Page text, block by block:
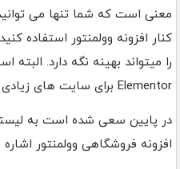
معنی است که شما تنها می توانید
کنار افزونه وولمنتور استفاده
را میتواند بهینه نگه دارد. البته
Elementor برای سایت های زیادی ضروری است.
در پایین سعی شده است به
افزونه فروشگاهی وولمنتور